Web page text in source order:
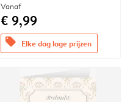
Vanaf
€ 9,99
offers Elke dag lage prijzen